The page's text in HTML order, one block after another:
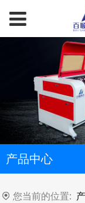
产品中心
您当前的位置: